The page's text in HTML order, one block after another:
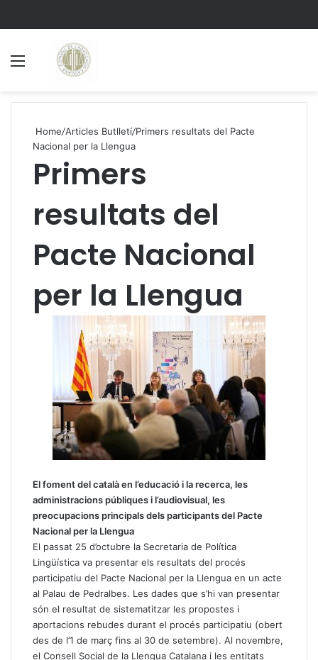
Home/Articles Butlletí/Primers resultats del Pacte
Nacional per la Llengua
Primers
resultats del
Pacte Nacional
per la Llengua
El foment del català en l’educació i la recerca, les
administracions públiques i l’audiovisual, les
preocupacions principals dels participants del Pacte
Nacional per la Llengua
El passat 25 d’octubre la Secretaria de Política
Lingüística va presentar els resultats del procés
participatiu del Pacte Nacional per la Llengua en un acte
al Palau de Pedralbes. Les dades que s’hi van presentar
són el resultat de sistematitzar les propostes i
aportacions rebudes durant el procés participatiu (obert
des de l’1 de març fins al 30 de setembre). Al novembre,
el Consell Social de la Llengua Catalana i les entitats